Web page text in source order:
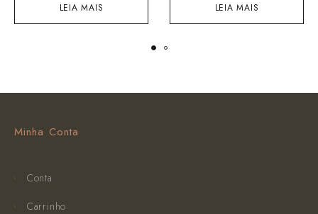
LEIA MAIS LEIA MAIS
Minha Conta
Conta
Carrinho